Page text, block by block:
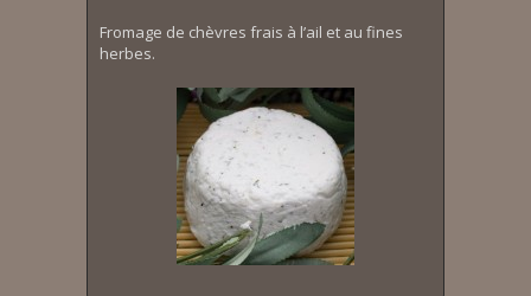
Fromage de chèvres frais à l’ail et au fines
herbes.